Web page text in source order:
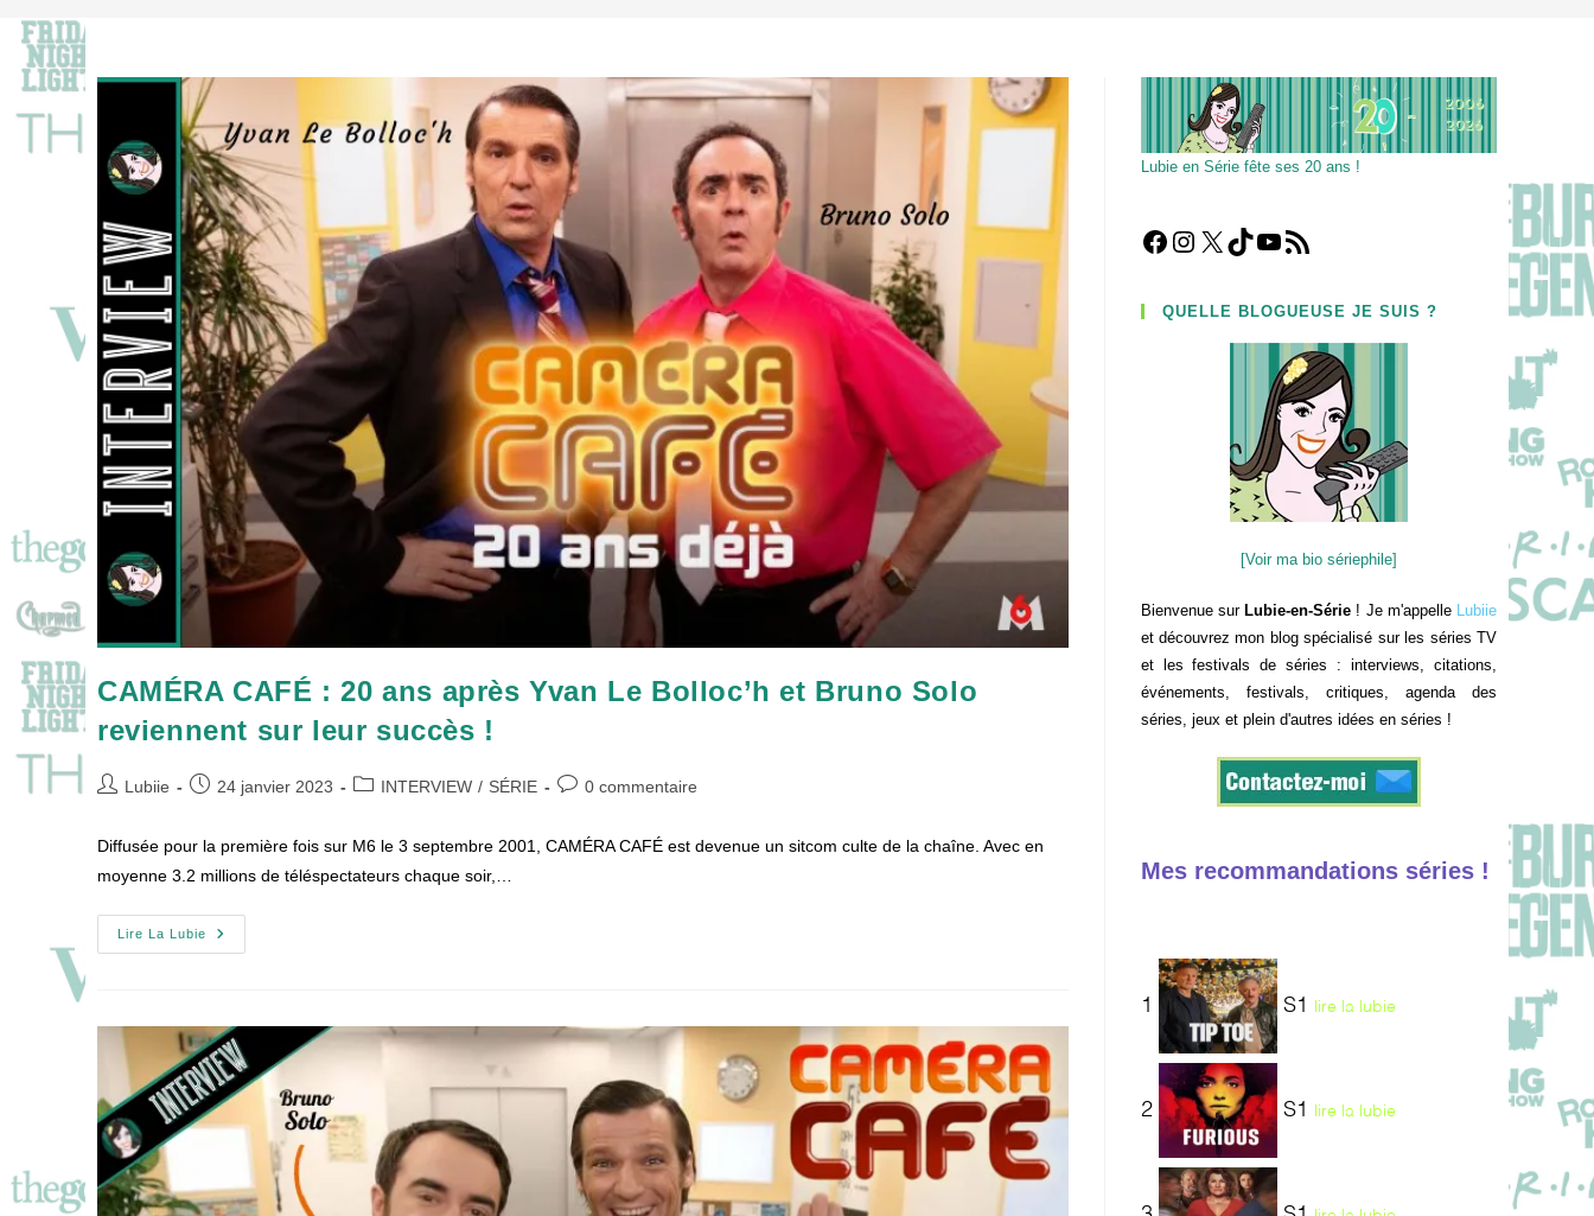
CAMÉRA CAFÉ : 20 ans après Yvan Le Bolloc’h et Bruno Solo
reviennent sur leur succès !
Auteur/autrice
publication :
Lubiie
Publication
24 janvier 2023
PostINTERVIEW / SÉRIE
Commentaires
publication :
0 commentaire
Diffusée pour la première fois sur M6 le 3 septembre 2001, CAMÉRA CAFÉ est devenue un sitcom culte de la chaîne. Avec en
moyenne 3.2 millions de téléspectateurs chaque soir,…
Lire La Lubie
CAMÉRA
CAFÉ
Yvan
Le
Bolloc’h
Et
Bruno
Solo
Reviennent
Succès
!
Lubie en Série fête ses 20 ans !
Facebook
Instagram
X TikTokYouTube
Flux RSS
QUELLE BLOGUEUSE JE SUIS ?
[Voir ma bio sériephile]
Bienvenue sur Lubie-en-Série ! Je m'appelle Lubiie
et découvrez mon blog spécialisé sur les séries TV
et les festivals de séries : interviews, citations,
événements, festivals, critiques, agenda des
séries, jeux et plein d'autres idées en séries !
Mes recommandations séries !
1 S1 lire la lubie
2 S1 lire la lubie